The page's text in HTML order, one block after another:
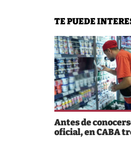
TE PUEDE
Antes de
oficial, en CABA